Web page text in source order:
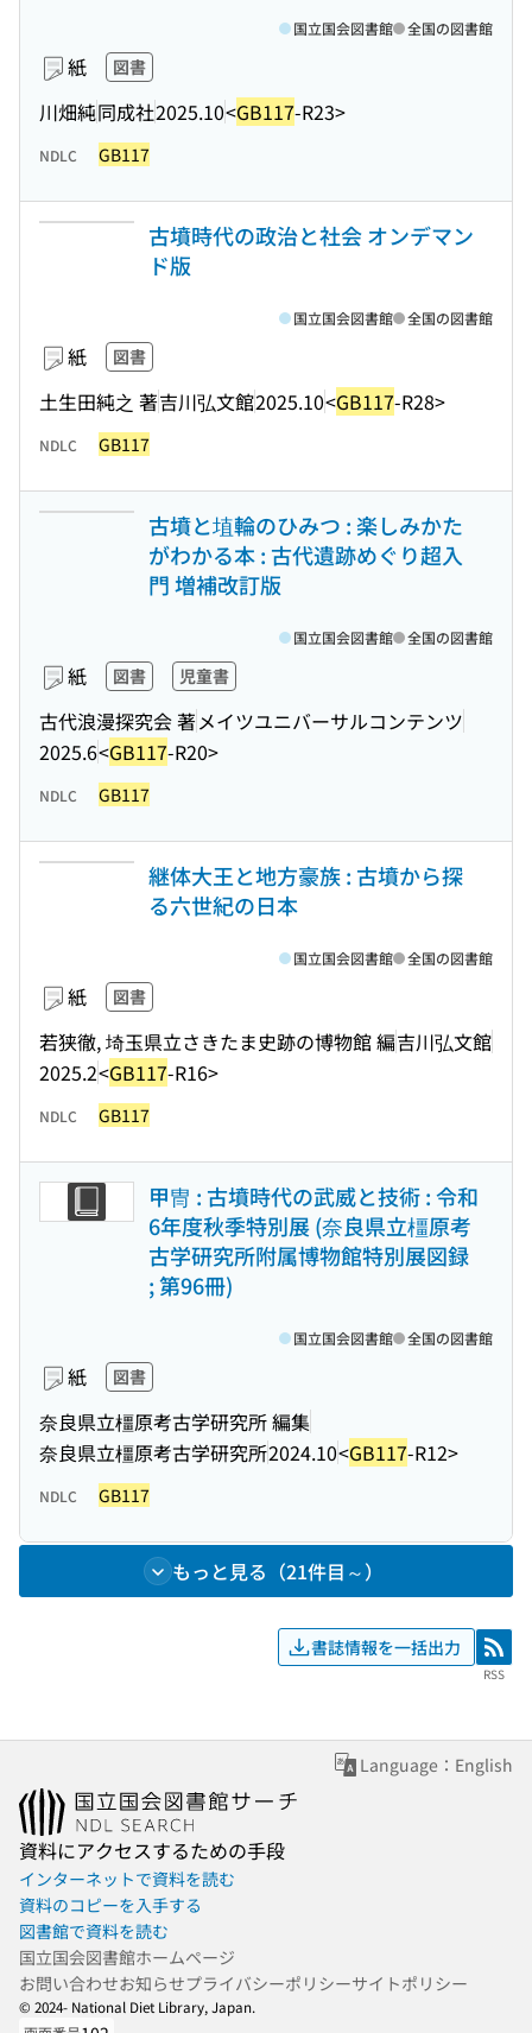
紙 図書
川畑純同成社2025.10<GB117-R23>
国立国会図書館 全国の図書館
NDLC GB117
古墳時代の政治と社会 オンデマン
ド版
紙 図書
土生田純之 著吉川弘文館2025.10<GB117-R28>
国立国会図書館 全国の図書館
NDLC GB117
古墳と埴輪のひみつ : 楽しみかた
がわかる本 : 古代遺跡めぐり超入
門 増補改訂版
紙 図書 児童書
古代浪漫探究会 著メイツユニバーサルコンテンツ
2025.6<GB117-R20>
国立国会図書館 全国の図書館
NDLC GB117
継体大王と地方豪族 : 古墳から探
る六世紀の日本
紙 図書
若狭徹, 埼玉県立さきたま史跡の博物館 編吉川弘文館
2025.2<GB117-R16>
国立国会図書館 全国の図書館
NDLC GB117
甲冑 : 古墳時代の武威と技術 : 令和
6年度秋季特別展 (奈良県立橿原考
古学研究所附属博物館特別展図録
; 第96冊)
紙 図書
奈良県立橿原考古学研究所 編集
奈良県立橿原考古学研究所2024.10<GB117-R12>
国立国会図書館 全国の図書館
NDLC GB117
もっと見る（21件目～）
書誌情報を一括出力 RSS
RSS
Language：English
資料にアクセスするための手段
インターネットで資料を読む
資料のコピーを入手する
図書館で資料を読む
国立国会図書館ホームページ
お問い合わせお知らせプライバシーポリシーサイトポリシー
© 2024- National Diet Library, Japan.